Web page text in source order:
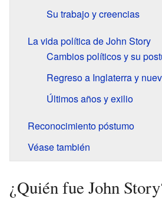
Su trabajo y creencias
La vida política de John Story
Cambios políticos y su
Regreso a Inglaterra y
Últimos años y exilio
Reconocimiento póstumo
Véase también
¿Quién fue John